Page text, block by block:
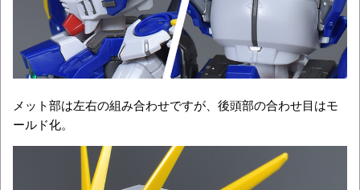
メット部は左右の組み合わせですが、後頭部の合わせ目はモ
ールド化。